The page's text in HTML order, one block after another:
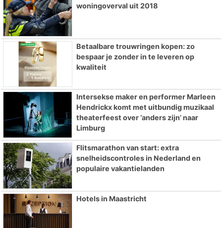
woningoverval uit 2018
Betaalbare trouwringen kopen: zo
bespaar je zonder in te leveren op
kwaliteit
Intersekse maker en performer Marleen
Hendrickx komt met uitbundig muzikaal
theaterfeest over ‘anders zijn’ naar
Limburg
Flitsmarathon van start: extra
snelheidscontroles in Nederland en
populaire vakantielanden
Hotels in Maastricht